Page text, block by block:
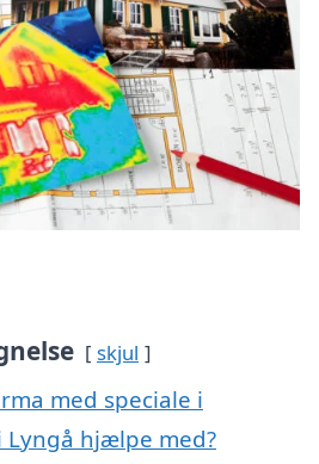
skjul
med speciale i
hjælpe med?